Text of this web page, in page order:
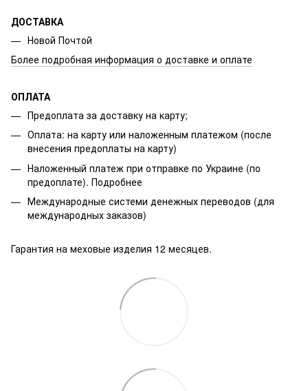
ДОСТАВКА
Новой Почтой
Более подробная информация о доставке и оплате
ОПЛАТА
Предоплата за доставку на карту;
Оплата: на карту или наложенным платежом (после
внесения предоплаты на карту)
Наложенный платеж при отправке по Украине (по
предоплате). Подробнее
Международные системи денежных переводов (для
международных заказов)
Гарантия на меховые изделия 12 месяцев.